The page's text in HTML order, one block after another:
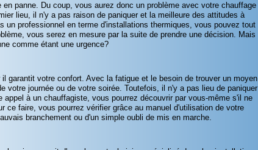
panne. Du coup, vous aurez donc un problème avec votre chauffage
lieu, il n'y a pas raison de paniquer et la meilleure des attitudes à
professionnel en terme d'installations thermiques, vous pouvez tout
vous serez en mesure par la suite de prendre une décision. Mais
comme étant une urgence?
garantit votre confort. Avec la fatigue et le besoin de trouver un moyen
votre journée ou de votre soirée. Toutefois, il n'y a pas lieu de paniquer
à un chauffagiste, vous pourrez découvrir par vous-même s'il ne
ce faire, vous pourrez vérifier grâce au manuel d'utilisation de votre
branchement ou d'un simple oubli de mis en marche.